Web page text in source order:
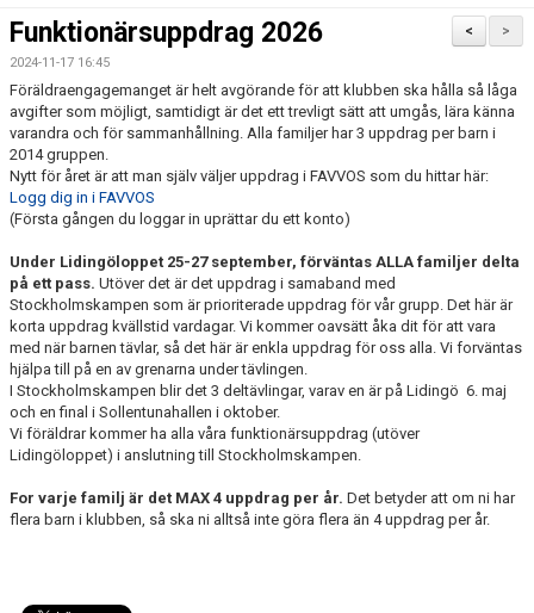
>
<
Funktionärsuppdrag 2026
2024-11-17 16:45
Föräldraengagemanget är helt avgörande för att klubben ska hålla så låga
avgifter som möjligt, samtidigt är det ett trevligt sätt att umgås, lära känna
varandra och för sammanhållning. Alla familjer har 3 uppdrag per barn i
2014 gruppen.
Nytt för året är att man själv väljer uppdrag i FAVVOS som du hittar här:
Logg dig in i FAVVOS
(Första gången du loggar in uprättar du ett konto)
Under Lidingöloppet 25-27 september, förväntas ALLA familjer delta
på ett pass. Utöver det är det uppdrag i samaband med
Stockholmskampen som är prioriterade uppdrag för vår grupp. Det här är
korta uppdrag kvällstid vardagar. Vi kommer oavsätt åka dit för att vara
med när barnen tävlar, så det här är enkla uppdrag för oss alla. Vi forväntas
hjälpa till på en av grenarna under tävlingen.
I Stockholmskampen blir det 3 deltävlingar, varav en är på Lidingö 6. maj
och en final i Sollentunahallen i oktober.
Vi föräldrar kommer ha alla våra funktionärsuppdrag (utöver
Lidingöloppet) i anslutning till Stockholmskampen.
For varje familj är det MAX 4 uppdrag per år. Det betyder att om ni har
flera barn i klubben, så ska ni alltså inte göra flera än 4 uppdrag per år.